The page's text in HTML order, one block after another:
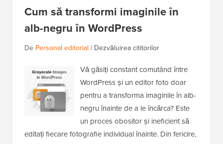
Cum să transformi imaginile în
alb-negru în WordPress
De Personal editorial | Dezvăluirea cititorilor
Vă găsiți constant comutând între
WordPress și un editor foto doar
pentru a transforma imaginile în alb-
negru înainte de a le încărca? Este
un proces obositor și ineficient să
editați fiecare fotografie individual înainte. Din fericire,